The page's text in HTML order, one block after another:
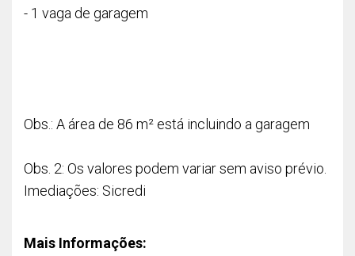
- 1 vaga de garagem
Obs.: A área de 86 m² está incluindo a garagem
Obs. 2: Os valores podem variar sem aviso prévio.
Imediações: Sicredi
Mais Informações: